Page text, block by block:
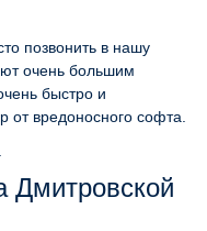
позвонить в нашу
очень большим
быстро и
от вредоносного софта.
Дмитровской